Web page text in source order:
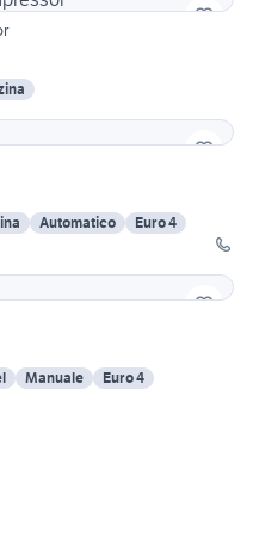
Automatico
Euro 4
Manuale Euro 4